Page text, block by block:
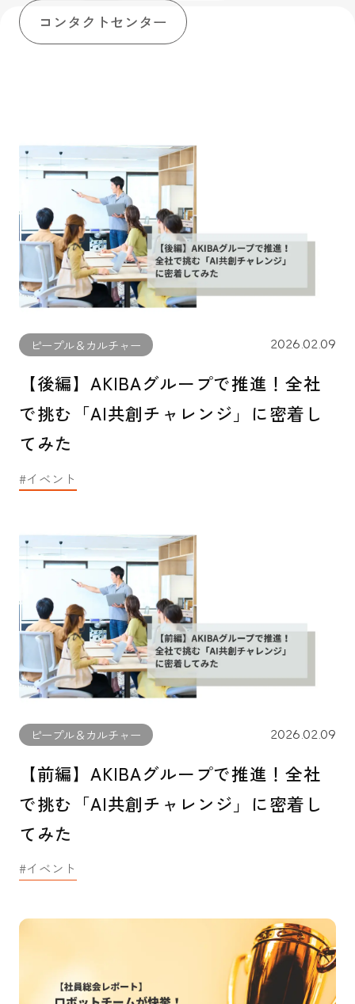
コンタクトセンター
ピープル＆カルチャー 2026.02.09
【後編】AKIBAグループで推進！全社
で挑む「AI共創チャレンジ」に密着し
てみた
イベント
ピープル＆カルチャー 2026.02.09
【前編】AKIBAグループで推進！全社
で挑む「AI共創チャレンジ」に密着し
てみた
イベント